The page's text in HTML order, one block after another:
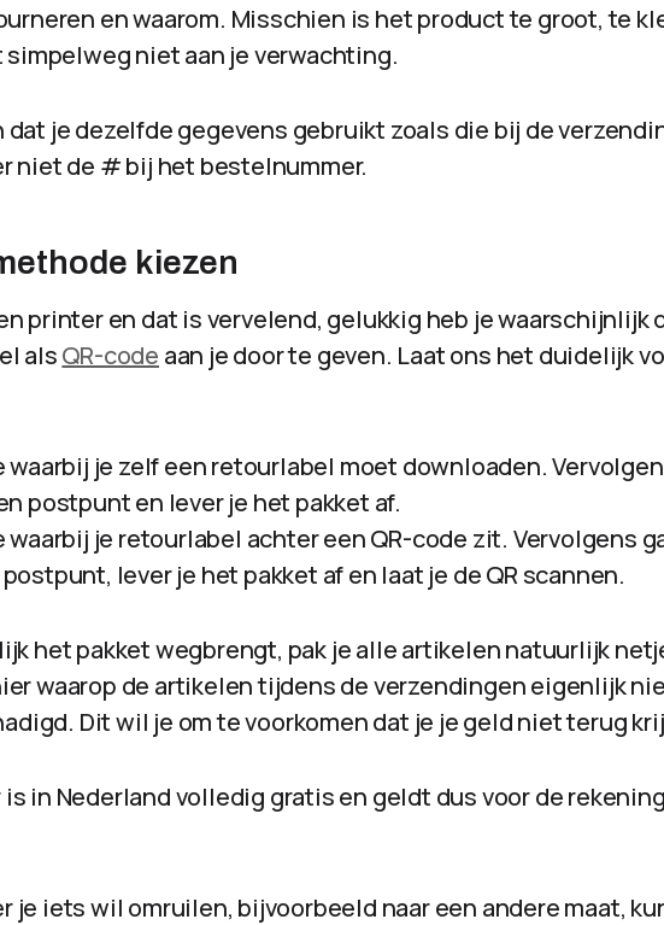
en waarom. Misschien is het product te groot, te
niet aan je verwachting.
dat je dezelfde gegevens gebruikt zoals die bij de
niet de # bij het bestelnummer.
kiezen
printer en dat is vervelend, gelukkig heb je waarschijnlijk
alsQR-code aan je door te geven. Laat ons het duidelijk
je zelf een retourlabel moet downloaden.
postpunt en lever je het pakket af.
je retourlabel achter een QR-code zit. Vervolgens
lever je het pakket af en laat je de QR scannen.
het pakket wegbrengt, pak je alle artikelen natuurlijk
waarop de artikelen tijdens de verzendingen eigenlijk
Dit wil je om te voorkomen dat je je geld niet terug
in Nederland volledig gratis en geldt dus voor de
je iets wil omruilen, bijvoorbeeld naar een andere maat,